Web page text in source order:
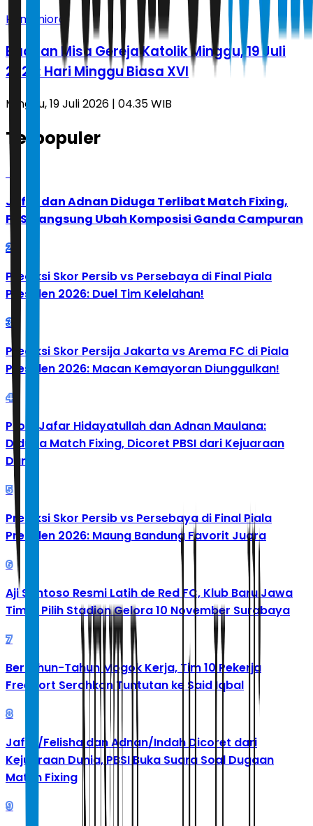
Humaniora
Bacaan Misa Gereja Katolik Minggu, 19 Juli
2026: Hari Minggu Biasa XVI
Minggu, 19 Juli 2026 | 04.35 WIB
Terpopuler
Jafar dan Adnan Diduga Terlibat Match Fixing,
PBSI Langsung Ubah Komposisi Ganda Campuran
2
Prediksi Skor Persib vs Persebaya di Final Piala
Presiden 2026: Duel Tim Kelelahan!
3
Prediksi Skor Persija Jakarta vs Arema FC di Piala
Presiden 2026: Macan Kemayoran Diunggulkan!
4
Profil Jafar Hidayatullah dan Adnan Maulana:
Diduga Match Fixing, Dicoret PBSI dari Kejuaraan
Dunia
5
Prediksi Skor Persib vs Persebaya di Final Piala
Presiden 2026: Maung Bandung Favorit Juara
6
Aji Santoso Resmi Latih de Red FC, Klub Baru Jawa
Timur Pilih Stadion Gelora 10 November Surabaya
7
Bertahun-Tahun Mogok Kerja, Tim 10 Pekerja
Freeport Serahkan Tuntutan ke Said Iqbal
8
Jafar/Felisha dan Adnan/Indah Dicoret dari
Kejuaraan Dunia, PBSI Buka Suara Soal Dugaan
Match Fixing
9